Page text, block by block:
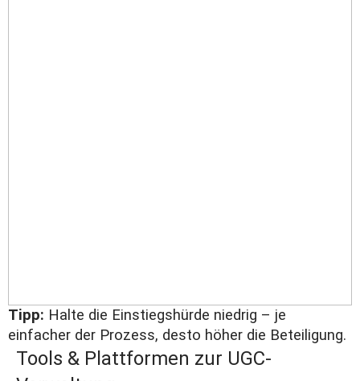
Tipp: Halte die Einstiegshürde niedrig – je
einfacher der Prozess, desto höher die Beteiligung.
Tools & Plattformen zur UGC-